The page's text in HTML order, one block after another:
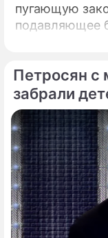
пугающую
подавляющее
не
социальным
подростковом
скрытым
Петросян с
забрали